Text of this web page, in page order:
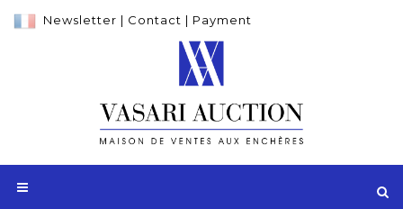
Newsletter | Contact | Payment